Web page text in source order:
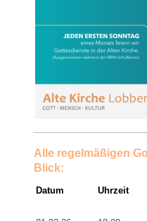
Alle regelmäßigen
Blick:
Datum Uhrzeit